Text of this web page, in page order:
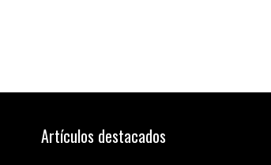
Artículos destacados